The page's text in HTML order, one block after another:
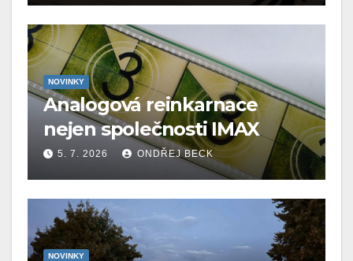
NOVINKY
Analogová reinkarnace
nejen společnosti IMAX
5. 7. 2026 ONDŘEJ BECK
NOVINKY